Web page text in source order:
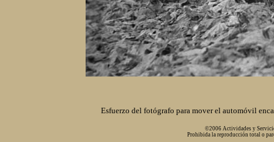
Esfuerzo del fotógrafo para mover el automóvil
©2006 Actividades y
Prohibida la reproducción total o